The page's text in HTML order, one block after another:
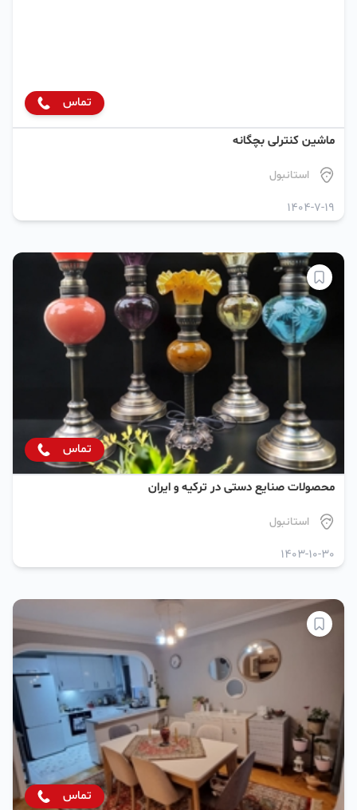
تماس
ماشین کنترلی بچگانه
استانبول
1404-7-19
تماس
محصولات صنایع دستی در ترکیه و ایران
استانبول
1403-10-30
تماس